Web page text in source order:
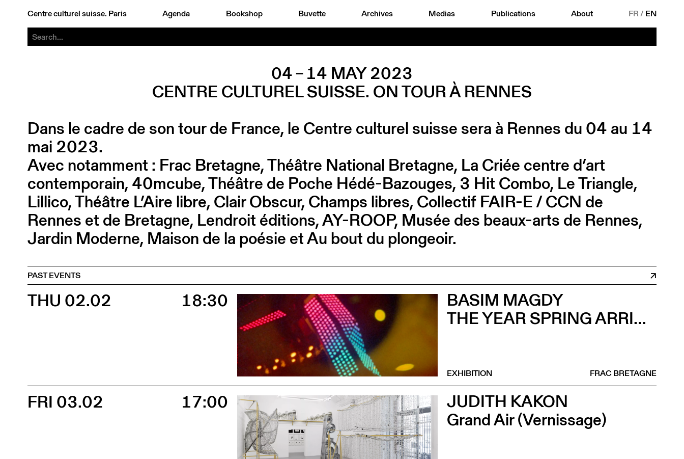
Centre culturel suisse. Paris Agenda Bookshop Buvette Archives Medias Publications About FR/ EN
04 – 14 MAY 2023
CENTRE CULTUREL SUISSE. ON TOUR À RENNES
Dans le cadre de son tour de France, le Centre culturel suisse sera à Rennes du 04 au 14
mai 2023.
Avec notamment : Frac Bretagne, Théâtre National Bretagne, La Criée centre d’art
contemporain, 40mcube, Théâtre de Poche Hédé-Bazouges, 3 Hit Combo, Le Triangle,
Lillico, Théâtre L’Aire libre, Clair Obscur, Champs libres, Collectif FAIR-E / CCN de
Rennes et de Bretagne, Lendroit éditions, AY-ROOP, Musée des beaux-arts de Rennes,
Jardin Moderne, Maison de la poésie et Au bout du plongeoir.
PAST EVENTS
THU 02.02 18:30
BASIM MAGDY
THE YEAR SPRING ARRIVED IN SEPTEMBER (Vernissage)
FRAC BRETAGNE
EXHIBITION
FRI 03.02 17:00
JUDITH KAKON
Grand Air (Vernissage)